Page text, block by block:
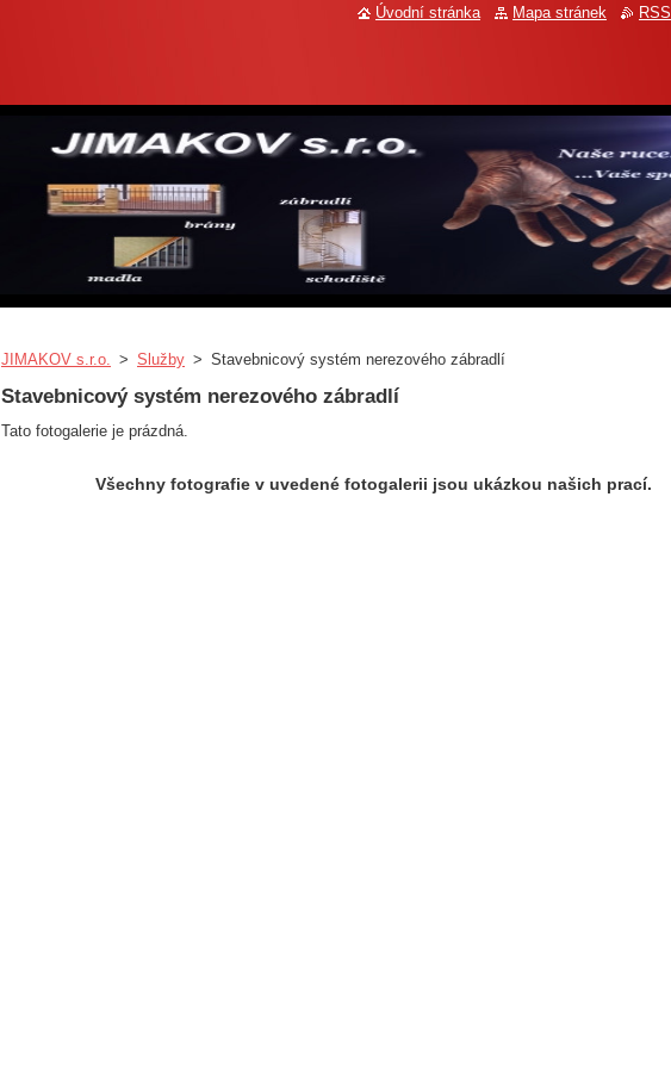
JIMAKOV s.r.o. > Služby > Stavebnicový systém nerezového zábradlí
Stavebnicový systém nerezového zábradlí
Tato fotogalerie je prázdná.
Všechny fotografie v uvedené fotogalerii jsou ukázkou našich prací.
Úvodní stránka Mapa stránek RSS